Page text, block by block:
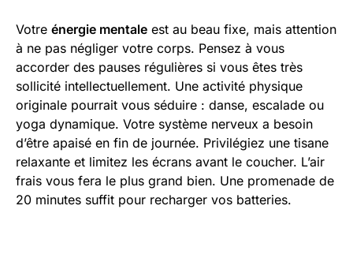
Votre énergie mentale est au beau fixe, mais attention
à ne pas négliger votre corps. Pensez à vous
accorder des pauses régulières si vous êtes très
sollicité intellectuellement. Une activité physique
originale pourrait vous séduire : danse, escalade ou
yoga dynamique. Votre système nerveux a besoin
d’être apaisé en fin de journée. Privilégiez une tisane
relaxante et limitez les écrans avant le coucher. L’air
frais vous fera le plus grand bien. Une promenade de
20 minutes suffit pour recharger vos batteries.